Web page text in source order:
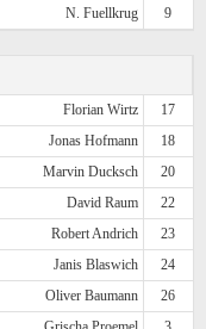
N. Fuellkrug 9
Florian Wirtz
17
Jonas Hofmann
18
Marvin Ducksch
20
David Raum
22
Robert Andrich
23
Janis Blaswich
24
Oliver Baumann
26